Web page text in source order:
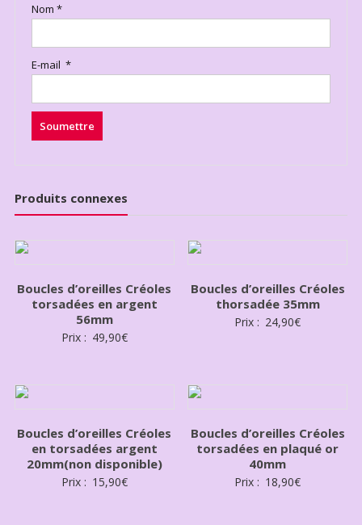
Nom *
E-mail *
Produits connexes
Boucles d’oreilles Créoles
torsadées en argent
56mm
Prix : 49,90€
Boucles d’oreilles Créoles
thorsadée 35mm
Prix : 24,90€
Boucles d’oreilles Créoles
en torsadées argent
20mm(non disponible)
Prix : 15,90€
Boucles d’oreilles Créoles
torsadées en plaqué or
40mm
Prix : 18,90€